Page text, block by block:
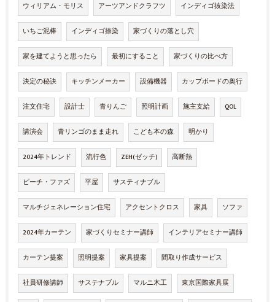
ウィリアム・モリス アーツアンドクラフツ インディゴ抜染法
いちご泥棒 インディゴ捺染 家づくりの落とし穴
家を建てようと思ったら 最初にすること 家づくりの比べ方
決定の秘訣 キッチンメーカー 設備機器 カップボードの奥行
注文住宅 設計士 青りんご 照明計画 施主支給 QOL
講演会 青リンゴのまま走れ こども本の森 明かり
2024年トレンド 流行色 ZEH(ゼッチ) 高断熱
ピーチ・ファズ 平屋 サスティナブル
マルチジェネレーション住宅 アクセントクロス 家具 ソファ
2024年カーテン 家づくりセミナー講師 インテリアセミナー講師
カーテン提案 照明提案 家具提案 間取り作成サービス
社員研修講師 サステナブル マルニ木工 東京国際家具展